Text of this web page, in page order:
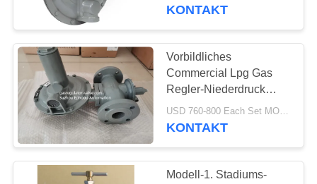
KONTAKT
MIT
UNS
NEUIGKEITEN
BITTE UM
125psi
KONTAKT
Vorbildliches
Commercial Lpg Gas
Regler-Niederdruck
ANSI 125 Sensus 243-
8-6
USD 760-800 Each Set MOQ:1set
KONTAKT
Modell-1. Stadiums-